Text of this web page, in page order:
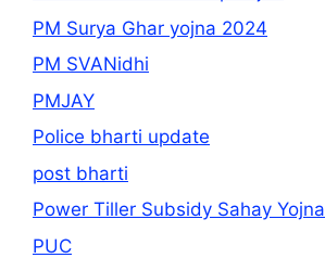
PM Surya Ghar yojna 2024
PM SVANidhi
PMJAY
Police bharti update
post bharti
Power Tiller Subsidy Sahay Yojna
PUC